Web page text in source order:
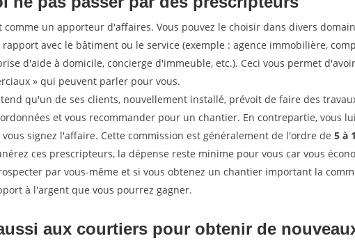
comme un apporteur d'affaires. Vous pouvez le choisir dans divers
avec le bâtiment ou le service (exemple : agence immobilière,
d'aide à domicile, concierge d'immeuble, etc.). Ceci vous permet
» qui peuvent parler pour vous.
qu'un de ses clients, nouvellement installé, prévoit de faire des
et vous recommander pour un chantier. En contrepartie, vous
vous signez l'affaire. Cette commission est généralement de l'ordre de 5 à
ces prescripteurs, la dépense reste minime pour vous car vous
par vous-même et si vous obtenez un chantier important la
à l'argent que vous pourrez gagner.
aux courtiers pour obtenir de